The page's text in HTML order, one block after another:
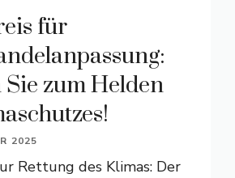
für
zum Helden
2025
Rettung des Klimas: Der